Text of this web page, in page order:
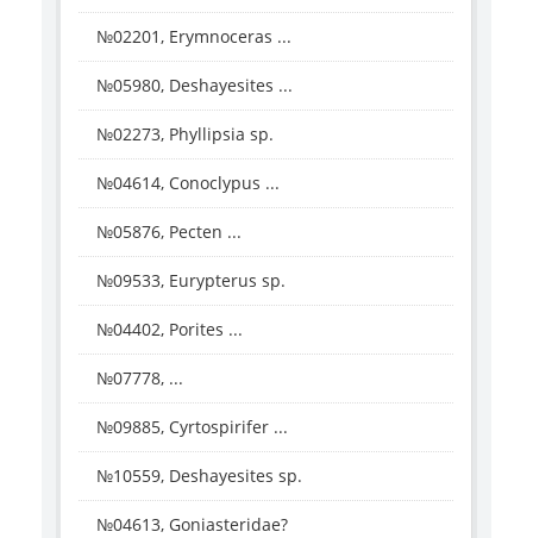
№02201, Erymnoceras ...
№05980, Deshayesites ...
№02273, Phyllipsia sp.
№04614, Conoclypus ...
№05876, Pecten ...
№09533, Eurypterus sp.
№04402, Porites ...
№07778, ...
№09885, Cyrtospirifer ...
№10559, Deshayesites sp.
№04613, Goniasteridae?